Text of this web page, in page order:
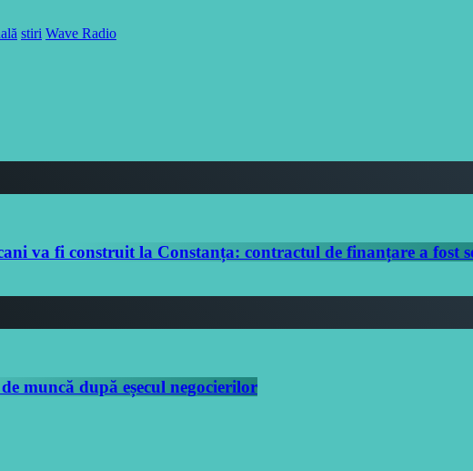
stiri Wave Radio
va fi construit la Constanța: contractul de finanțare a fost
muncă după eșecul negocierilor